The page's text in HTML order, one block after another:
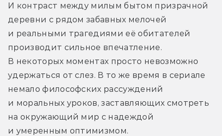
И контраст между милым бытом призрачной
деревни с рядом забавных мелочей
и реальными трагедиями её обитателей
производит сильное впечатление.
В некоторых моментах просто невозможно
удержаться от слез. В то же время в сериале
немало философских рассуждений
и моральных уроков, заставляющих смотреть
на окружающий мир с надеждой
и умеренным оптимизмом.